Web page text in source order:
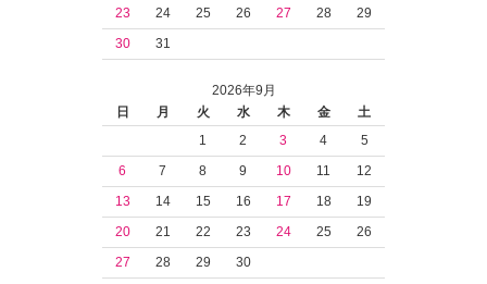
23
24 25 26 27 28
29
30
31
2026年9月
日
月 火 水 木 金
土
1
2 3 4
5
6
7 8 9 10 11
12
13
14 15 16 17 18
19
20
21 22 23 24 25
26
27
28 29 30